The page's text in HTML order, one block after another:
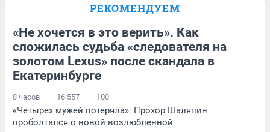
РЕКОМЕНДУЕМ
«Не хочется в это верить». Как
сложилась судьба «следователя на
золотом Lexus» после скандала в
Екатеринбурге
8 часов 16 557 100
«Четырех мужей потеряла»: Прохор Шаляпин
проболтался о новой возлюбленной